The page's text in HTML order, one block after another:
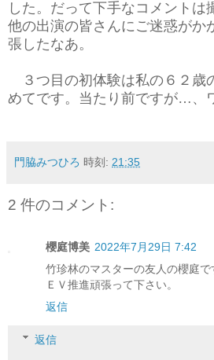
した。だって下手なコメントは
他の出演の皆さんにご迷惑がか
張したなあ。
３つ目の初体験は私の６２歳
めてです。当たり前ですが…、
門脇みつひろ 時刻: 21:35
2 件のコメント:
櫻庭博美 2022年7月29日 7:42
竹珍林のマスターの友人の櫻庭で
ＥＶ推進頑張って下さい。
返信
返信